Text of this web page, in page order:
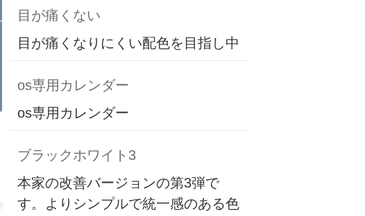
目が痛くない
目が痛くなりにくい配色を目指し中
os専用カレンダー
os専用カレンダー
ブラックホワイト3
本家の改善バージョンの第3弾で
す。よりシンプルで統一感のある色